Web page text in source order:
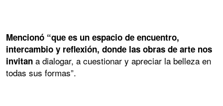
Mencionó “que es un espacio de encuentro,
intercambio y reflexión, donde las obras de arte nos
invitan a dialogar, a cuestionar y apreciar la belleza en
todas sus formas”.